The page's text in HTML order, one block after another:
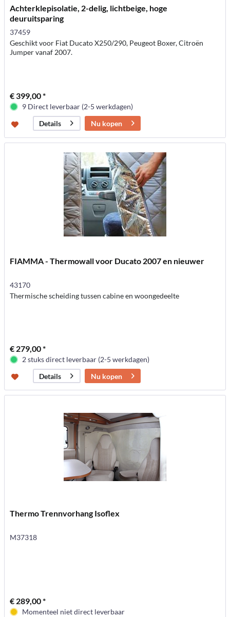
Achterklepisolatie, 2-delig, lichtbeige, hoge
deuruitsparing
37459
Geschikt voor Fiat Ducato X250/290, Peugeot Boxer, Citroën
Jumper vanaf 2007.
€ 399,00 *
9 Direct leverbaar (2-5 werkdagen)
Details
Nu kopen
FIAMMA - Thermowall voor Ducato 2007 en nieuwer
43170
Thermische scheiding tussen cabine en woongedeelte
€ 279,00 *
2 stuks direct leverbaar (2-5 werkdagen)
Details
Nu kopen
Thermo Trennvorhang Isoflex
M37318
€ 289,00 *
Momenteel niet direct leverbaar